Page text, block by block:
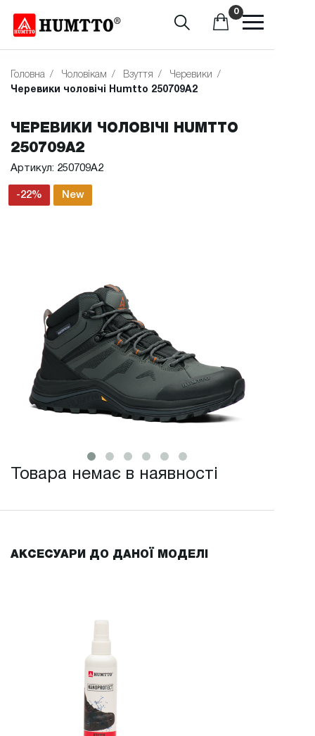
0
Головна / Чоловікам / Взуття / Черевики
/
Черевики чоловічі Humtto 250709A2
-22% New
ЧЕРЕВИКИ ЧОЛОВІЧІ HUMTTO
250709A2
Артикул: 250709A2
Товара немає в наявності
АКСЕСУАРИ ДО ДАНОЇ МОДЕЛІ